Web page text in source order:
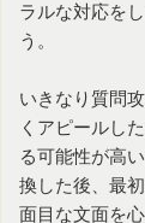
ラルな対応を
う。
いきなり質問
くアピールし
る可能性が高
換した後、最
面目な文面を